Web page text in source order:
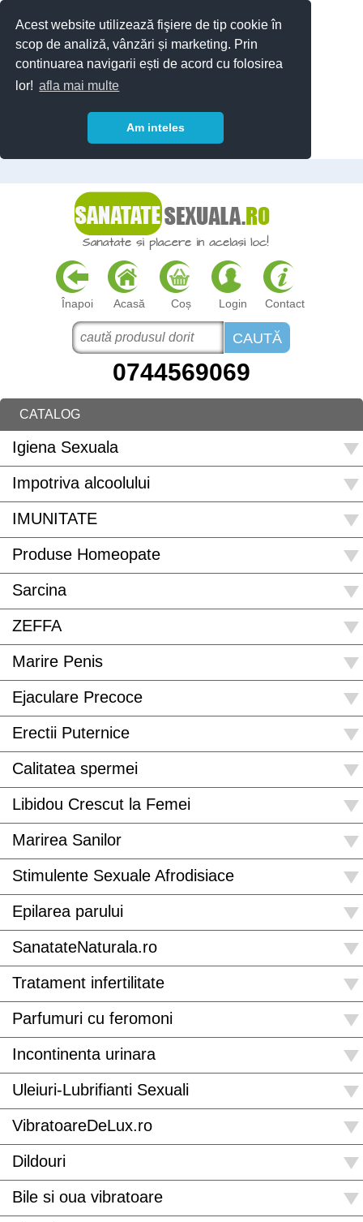
Acest website utilizează fişiere de tip cookie în
scop de analiză, vânzări și marketing. Prin
continuarea navigarii ești de acord cu folosirea
lor! afla mai multe
Am inteles
Înapoi Acasă Coș Login Contact
0744569069
CATALOG
Igiena Sexuala
Impotriva alcoolului
IMUNITATE
Produse Homeopate
Sarcina
ZEFFA
Marire Penis
Ejaculare Precoce
Erectii Puternice
Calitatea spermei
Libidou Crescut la Femei
Marirea Sanilor
Stimulente Sexuale Afrodisiace
Epilarea parului
SanatateNaturala.ro
Tratament infertilitate
Parfumuri cu feromoni
Incontinenta urinara
Uleiuri-Lubrifianti Sexuali
VibratoareDeLux.ro
Dildouri
Bile si oua vibratoare